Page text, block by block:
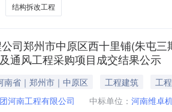
结构拆改工程
司郑州市中原区西十里铺(朱屯
通风工程采购项目成交结果公示
南省｜郑州市｜中原区 工程建筑
工程
河南工程有限公司 中标单位： 河南维卓